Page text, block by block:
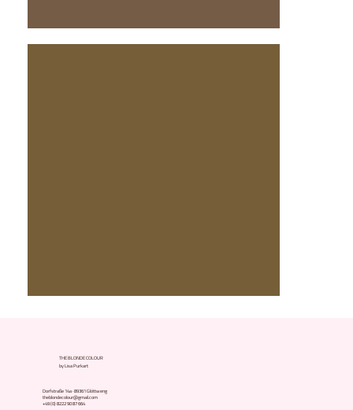
THE BLONDE COLOUR
by Lisa Purkart
Dorfstraße 14a · 89361 Glöttweng
theblondecolour@gmail.com
+49 (0) 8222 90 87 664